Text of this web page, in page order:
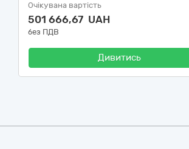
Очікувана вартість
501 666,67 UAH
без ПДВ
Дивитись